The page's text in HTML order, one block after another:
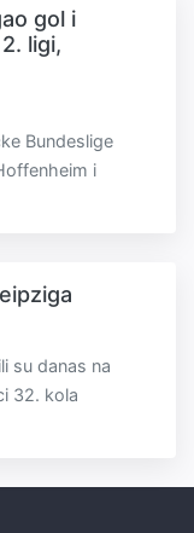
gol i
ligi,
Bundeslige
i
su danas na
32. kola